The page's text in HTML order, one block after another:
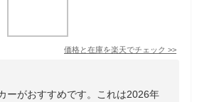
価格と在庫を楽天でチェック >>
ーがおすすめです。これは2026年